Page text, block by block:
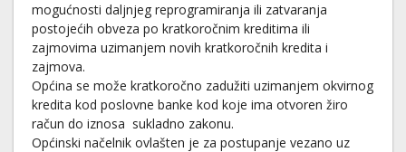
mogućnosti daljnjeg reprogramiranja ili zatvaranja
postojećih obveza po kratkoročnim kreditima ili
zajmovima uzimanjem novih kratkoročnih kredita i
zajmova.
Općina se može kratkoročno zadužiti uzimanjem okvirnog
kredita kod poslovne banke kod koje ima otvoren žiro
račun do iznosa sukladno zakonu.
Općinski načelnik ovlašten je za postupanje vezano uz